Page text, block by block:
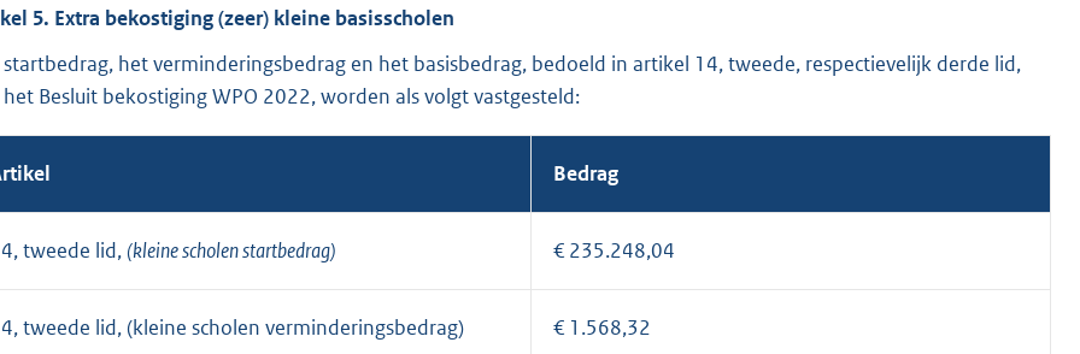
5. Extra bekostiging (zeer) kleine basisscholen
het verminderingsbedrag en het basisbedrag, bedoeld in artikel 14, tweede, respectievelijk derde lid,
Besluit bekostiging WPO 2022, worden als volgt vastgesteld:
Bedrag
tweede lid, (kleine scholen startbedrag) € 235.248,04
tweede lid, (kleine scholen verminderingsbedrag) € 1.568,32